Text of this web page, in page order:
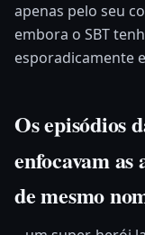
apenas pelo seu
embora o SBT
esporadicamente
Os episódios
enfocavam as
de mesmo